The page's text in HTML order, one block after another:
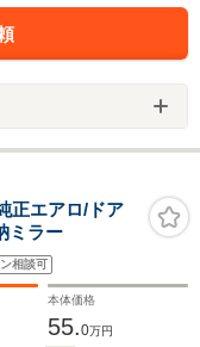
エアロ/ドア
ミラー
相談可
本体価格
55.0万円